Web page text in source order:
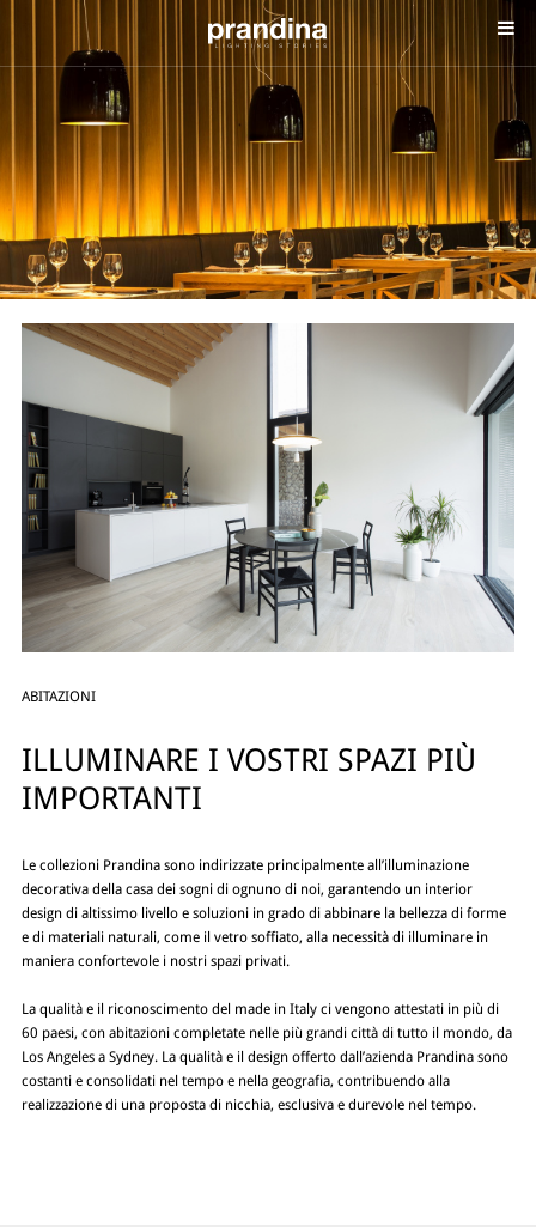
ABITAZIONI
ILLUMINARE I VOSTRI SPAZI PIÙ
IMPORTANTI
Le collezioni Prandina sono indirizzate principalmente all’illuminazione
decorativa della casa dei sogni di ognuno di noi, garantendo un interior
design di altissimo livello e soluzioni in grado di abbinare la bellezza di forme
e di materiali naturali, come il vetro soffiato, alla necessità di illuminare in
maniera confortevole i nostri spazi privati.
La qualità e il riconoscimento del made in Italy ci vengono attestati in più di
60 paesi, con abitazioni completate nelle più grandi città di tutto il mondo, da
Los Angeles a Sydney. La qualità e il design offerto dall’azienda Prandina sono
costanti e consolidati nel tempo e nella geografia, contribuendo alla
realizzazione di una proposta di nicchia, esclusiva e durevole nel tempo.